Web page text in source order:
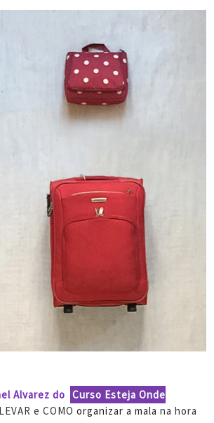
Alvarez do Curso Esteja Onde
e COMO organizar a mala na hora